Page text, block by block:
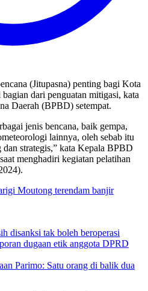
(Jitupasna) penting bagi Kota
dari penguatan mitigasi, kata
Daerah (BPBD) setempat.
jenis bencana, baik gempa,
lainnya, oleh sebab itu
strategis,” kata Kepala BPBD
menghadiri kegiatan pelatihan
Moutong terendam banjir
disanksi tak boleh beroperasi
dugaan etik anggota DPRD
Parimo: Satu orang di balik dua